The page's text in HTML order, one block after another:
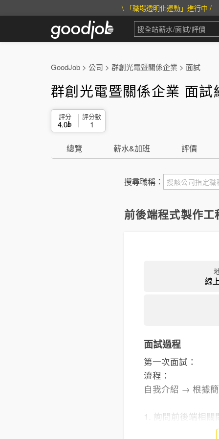
\ 「職場透明化運動」進行中 /
GoodJob > 公司 > 群創光電暨關係企業 > 面試
群創光電暨關係企業 面試
評分
4.0
評分數
1
總覽 薪水&加班 評價
搜尋職稱：
前後端程式製作
線
面試過程
第一次面試：
流程：
自我介紹 → 根據
1. 詢問前後端相